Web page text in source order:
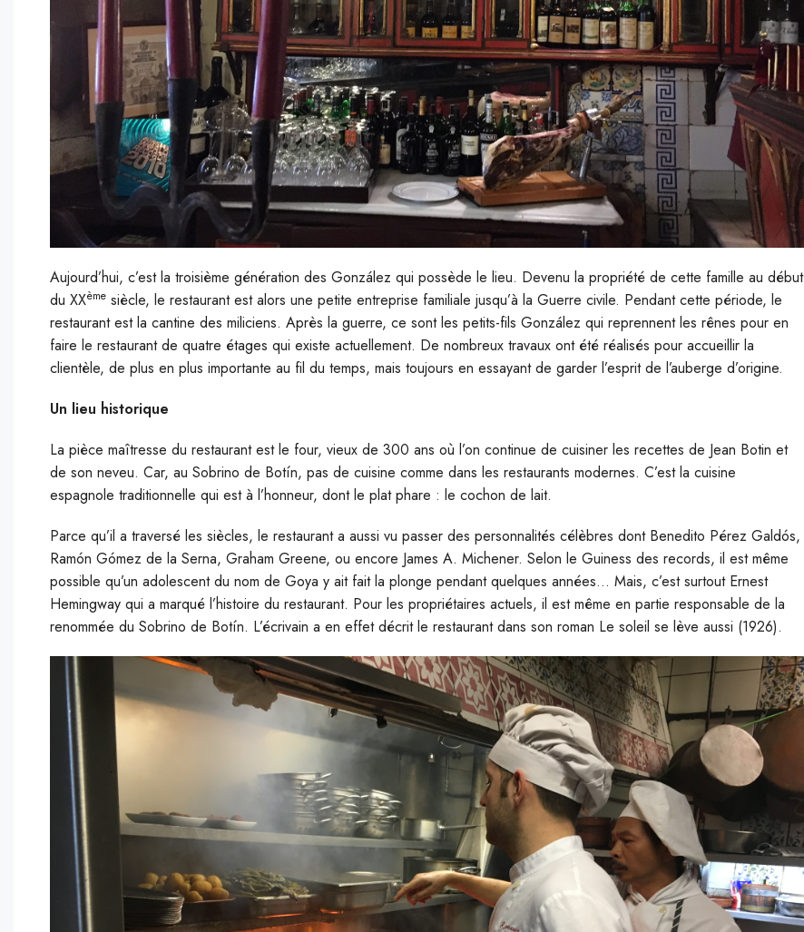
Aujourd’hui, c’est la troisième génération des González qui possède le lieu. Devenu la propriété de cette famille au début
du XXème siècle, le restaurant est alors une petite entreprise familiale jusqu’à la Guerre civile. Pendant cette période, le
restaurant est la cantine des miliciens. Après la guerre, ce sont les petits-fils González qui reprennent les rênes pour en
faire le restaurant de quatre étages qui existe actuellement. De nombreux travaux ont été réalisés pour accueillir la
clientèle, de plus en plus importante au fil du temps, mais toujours en essayant de garder l’esprit de l’auberge d’origine.
Un lieu historique
La pièce maîtresse du restaurant est le four, vieux de 300 ans où l’on continue de cuisiner les recettes de Jean Botin et
de son neveu. Car, au Sobrino de Botín, pas de cuisine comme dans les restaurants modernes. C’est la cuisine
espagnole traditionnelle qui est à l’honneur, dont le plat phare : le cochon de lait.
Parce qu’il a traversé les siècles, le restaurant a aussi vu passer des personnalités célèbres dont Benedito Pérez Galdós,
Ramón Gómez de la Serna, Graham Greene, ou encore James A. Michener. Selon le Guiness des records, il est même
possible qu’un adolescent du nom de Goya y ait fait la plonge pendant quelques années… Mais, c’est surtout Ernest
Hemingway qui a marqué l’histoire du restaurant. Pour les propriétaires actuels, il est même en partie responsable de la
renommée du Sobrino de Botín. L’écrivain a en effet décrit le restaurant dans son roman Le soleil se lève aussi (1926).